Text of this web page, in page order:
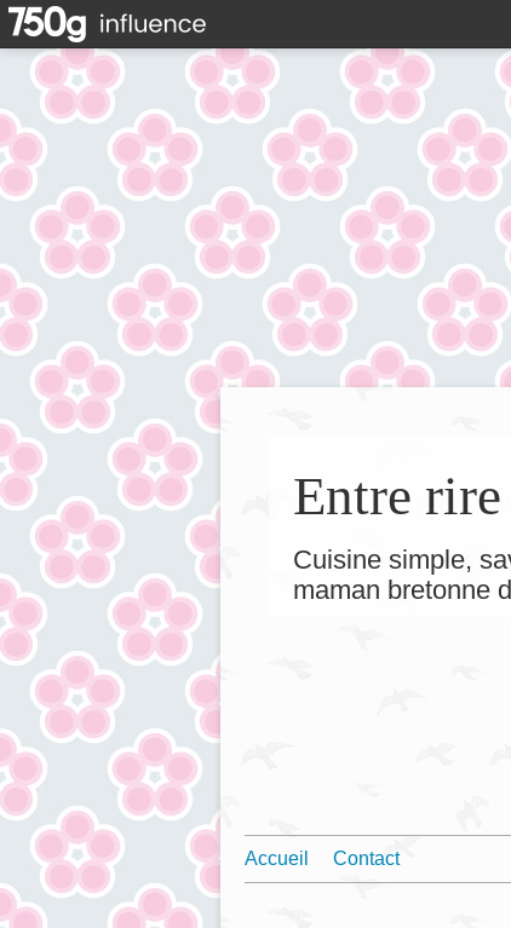
Entre
Cuisine simple,
maman bretonne
Accueil Contact